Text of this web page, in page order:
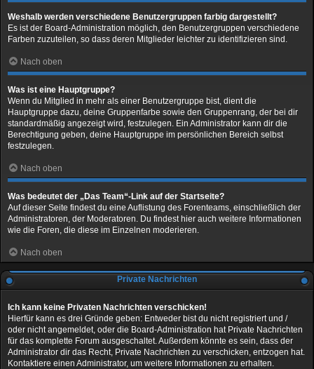
Weshalb werden verschiedene Benutzergruppen farbig dargestellt?
Es ist der Board-Administration möglich, den Benutzergruppen verschiedene
Farben zuzuteilen, so dass deren Mitglieder leichter zu identifizieren sind.
Nach oben
Was ist eine Hauptgruppe?
Wenn du Mitglied in mehr als einer Benutzergruppe bist, dient die
Hauptgruppe dazu, deine Gruppenfarbe sowie den Gruppenrang, der bei dir
standardmäßig angezeigt wird, festzulegen. Ein Administrator kann dir die
Berechtigung geben, deine Hauptgruppe im persönlichen Bereich selbst
festzulegen.
Nach oben
Was bedeutet der „Das Team“-Link auf der Startseite?
Auf dieser Seite findest du eine Auflistung des Forenteams, einschließlich der
Administratoren, der Moderatoren. Du findest hier auch weitere Informationen
wie die Foren, die diese im Einzelnen moderieren.
Nach oben
Private Nachrichten
Ich kann keine Privaten Nachrichten verschicken!
Hierfür kann es drei Gründe geben: Entweder bist du nicht registriert und /
oder nicht angemeldet, oder die Board-Administration hat Private Nachrichten
für das komplette Forum ausgeschaltet. Außerdem könnte es sein, dass der
Administrator dir das Recht, Private Nachrichten zu verschicken, entzogen hat.
Kontaktiere einen Administrator, um weitere Informationen zu erhalten.